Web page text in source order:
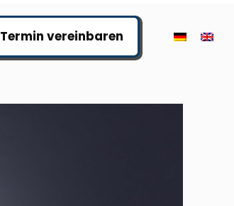
Termin vereinbaren